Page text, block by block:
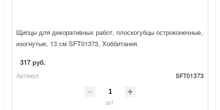
Щипцы для декоративных работ, плоскогубцы остроконечные,
изогнутые, 13 см SFT01373, Хоббитания
317 руб.
Артикул SFT01373
шт